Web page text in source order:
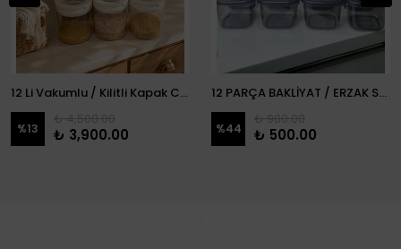
12 Li Vakumlu / Kilitli Kapak Cam Erzak Kabı / Kavanoz
%13 ₺ 3,900.00
12 PARÇA BAKLİYAT / ERZAK SETİ
%44 ₺ 500.00